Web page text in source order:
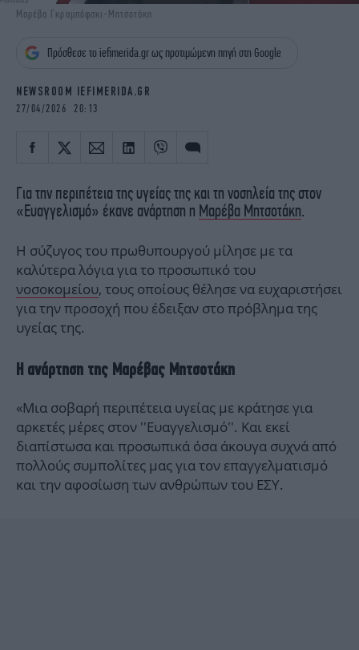
iBOOKS
ΖΩΔΙΑ
MEDIA
ELAMEFORA
NEWSLETTER
Μαρέβα Γκραμπόφσκι-Μητσοτάκη
Πρόσθεσε το iefimerida.gr ως προτιμώμενη πηγή στη Google
NEWSROOM IEFIMERIDA.GR
27/04/2026 20:13
Για την περιπέτεια της υγείας της και τη νοσηλεία της στον
«Ευαγγελισμό» έκανε ανάρτηση η Μαρέβα Μητσοτάκη.
Η σύζυγος του πρωθυπουργού μίλησε με τα
καλύτερα λόγια για το προσωπικό του
νοσοκομείου, τους οποίους θέλησε να ευχαριστήσει
για την προσοχή που έδειξαν στο πρόβλημα της
υγείας της.
Η ανάρτηση της Μαρέβας Μητσοτάκη
«Μια σοβαρή περιπέτεια υγείας με κράτησε για
αρκετές μέρες στον ''Ευαγγελισμό''. Και εκεί
διαπίστωσα και προσωπικά όσα άκουγα συχνά από
πολλούς συμπολίτες μας για τον επαγγελματισμό
και την αφοσίωση των ανθρώπων του ΕΣΥ.